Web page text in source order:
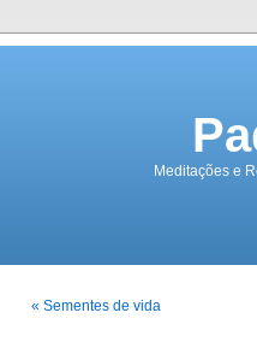
Meditações e
« Sementes de vida